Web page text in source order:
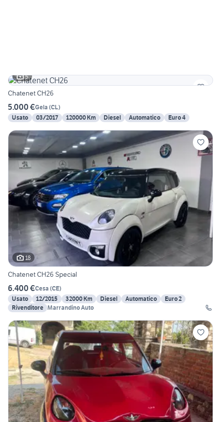
5
Chatenet CH26
5.000 €Gela (CL)
Usato
03/2017 120000 Km Diesel Automatico Euro 4
18
Chatenet CH26 Special
6.400 €Cesa (CE)
Usato
12/2015 32000 Km Diesel Automatico
Euro 2
Rivenditore Marrandino Auto